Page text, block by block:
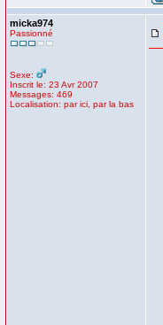
micka974
Passionné
Sexe:
Inscrit le: 23 Avr 2007
Messages: 469
Localisation: par ici, par la bas